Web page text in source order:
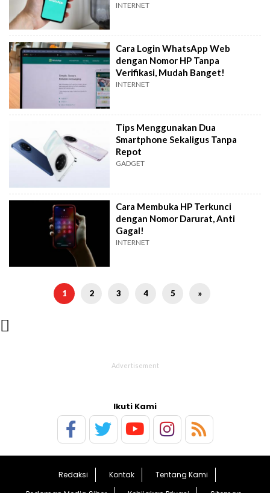
INTERNET
Cara Login WhatsApp Web
dengan Nomor HP Tanpa
Verifikasi, Mudah Banget!
INTERNET
Tips Menggunakan Dua
Smartphone Sekaligus Tanpa
Repot
GADGET
Cara Membuka HP Terkunci
dengan Nomor Darurat, Anti
Gagal!
INTERNET
1 2 3 4 5 »

Ikuti Kami
Redaksi Kontak
Tentang Kami